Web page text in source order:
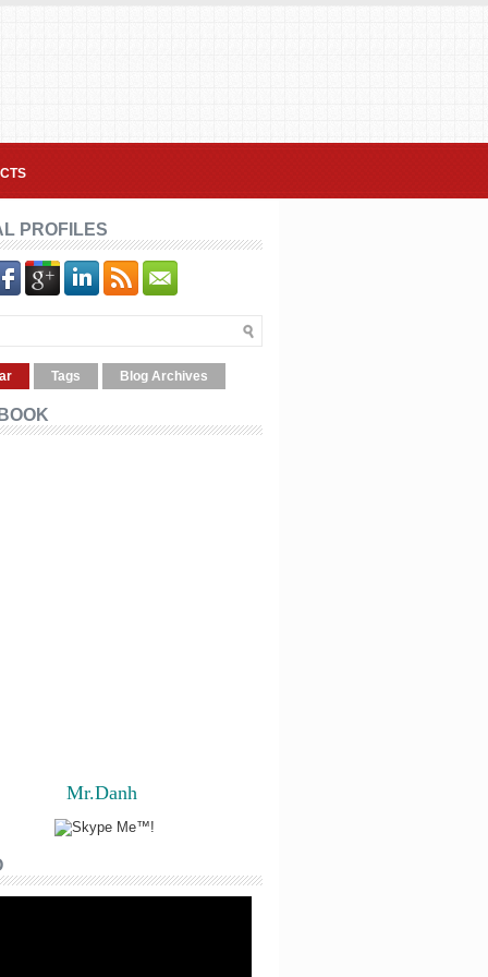
PROFILES
Tags Blog Archives
Mr.Danh